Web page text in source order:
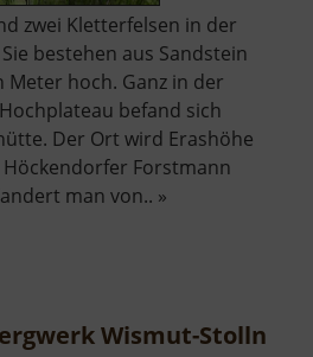
zwei Kletterfelsen in der
bestehen aus Sandstein
hoch. Ganz in der
befand sich
Der Ort wird Erashöhe
Forstmann
man von.. »
Wismut-Stolln